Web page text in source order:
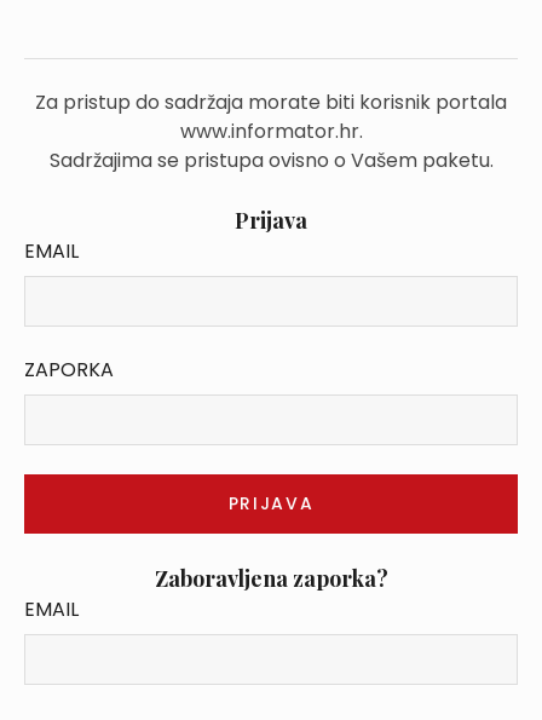
Za pristup do sadržaja morate biti korisnik portala
www.informator.hr.
Sadržajima se pristupa ovisno o Vašem paketu.
Prijava
EMAIL
ZAPORKA
Zaboravljena zaporka?
EMAIL